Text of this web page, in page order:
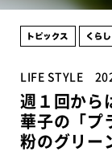
LIFE STYLE
週１回か
華子の「
粉のグリー